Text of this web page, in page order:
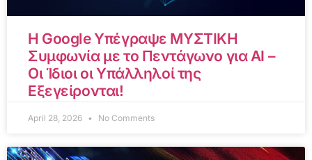
Η Google Υπέγραψε ΜΥΣΤΙΚΗ
Συμφωνία με το Πεντάγωνο για AI –
Οι Ίδιοι οι Υπάλληλοί της
Εξεγείρονται!
April 28, 2026 No Comments